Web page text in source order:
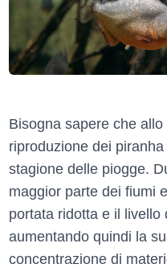
Bisogna sapere che
riproduzione dei
stagione delle piogge.
maggior parte dei fiumi
portata ridotta e il
aumentando quindi la
concentrazione di